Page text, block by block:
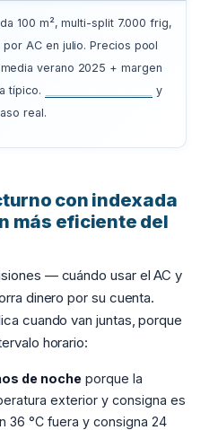
100 m², multi-split 7.000 frig,
AC en julio. Precios pool
verano 2025 + margen
típico.
y
real.
con indexada
más eficiente del
— cuándo usar el AC y
dinero por su cuenta.
cuando van juntas, porque
horario:
de noche porque la
exterior y consigna es
36 °C fuera y consigna 24